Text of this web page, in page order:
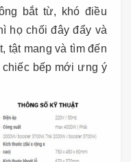
bắt từ, khó điều
họ chối đây đẩy và
tật mang và tìm đến
bếp mới ưng ý